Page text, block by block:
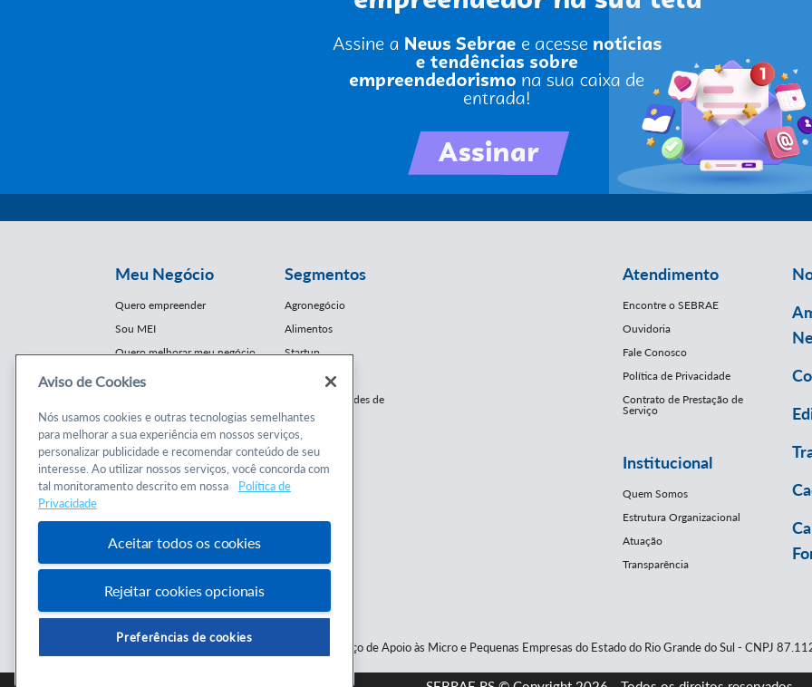
Meu Negócio
Quero empreender
Sou MEI
Quero melhorar meu negócio
Conteúdos
Cursos
Consultorias
Segmentos
Agronegócio
Alimentos
Startup
E-Commerce
Franquias / Redes de
Moda
Moveleiro
Saúde
Mercopar
Atendimento
Encontre o SEBRAE
Ouvidoria
Fale Conosco
Política de Privacidade
Contrato de Prestação de
Serviço
Institucional
Quem Somos
Estrutura Organizacional
Atuação
Transparência
Serviço de Apoio às Micro e Pequenas Empresas do Estado do Rio Grande do Sul - CNPJ
Aviso de Cookies
Nós usamos cookies e outras tecnologias semelhantes
para melhorar a sua experiência em nossos serviços,
personalizar publicidade e recomendar conteúdo de seu
interesse. Ao utilizar nossos serviços, você concorda com
tal monitoramento descrito em nossa
Política de
Privacidade
Aceitar todos os cookies
Rejeitar cookies opcionais
Preferências de cookies